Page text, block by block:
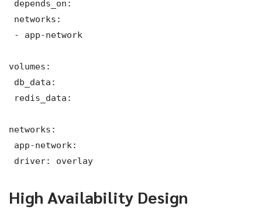
depends_on:
networks:
- app-network
volumes:
db_data:
redis_data:
networks:
app-network:
driver: overlay
High Availability Design